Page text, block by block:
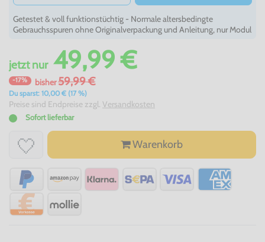
Getestet & voll funktionstüchtig - Normale altersbedingte
Gebrauchsspuren ohne Originalverpackung und Anleitung, nur Modul
jetztnur49,99 €
-17% bisher59,99 €
Du sparst: 10,00 € (17 %)
Preise sind Endpreise zzgl. Versandkosten
Sofort lieferbar
Warenkorb